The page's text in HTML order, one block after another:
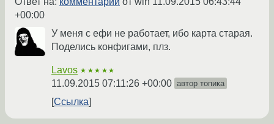
+00:00
У меня с ефи не работает, ибо карта старая.
Поделись конфигами, плз.
Lavos ★★★★★
11.09.2015 07:11:26 +00:00 автор топика
Ссылка